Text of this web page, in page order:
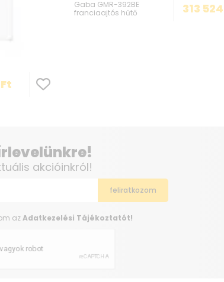
Ft
Gaba GMR-392BE
franciaajtós hűtő
313 524
akcióinkról!
azAdatkezelési Tájékoztatót!